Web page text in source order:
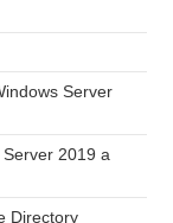
Server
2019 a
Directory